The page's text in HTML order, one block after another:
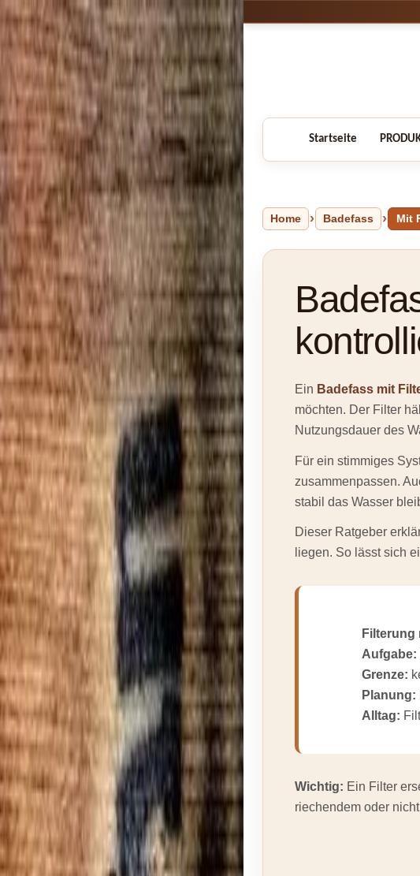
Startseite
Home Badefass Mit
Ein Badefass mit
möchten. Der Filter
Nutzungsdauer des
Für ein stimmiges
zusammenpassen.
stabil das Wasser
Dieser Ratgeber
liegen. So lässt sich
Filterung
Aufgabe:
Grenze:
Planung:
Alltag:
Wichtig: Ein Filter
riechendem oder